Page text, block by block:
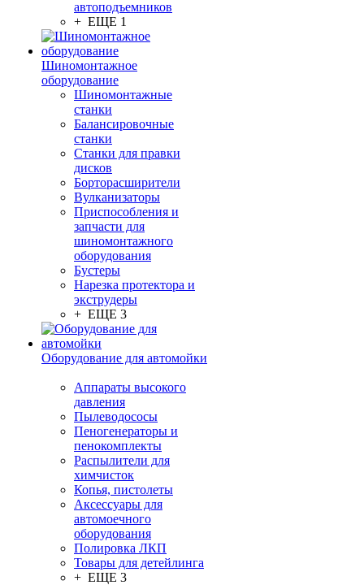
автоподъемников
+ ЕЩЕ 1
Шиномонтажное
оборудование
Шиномонтажные
станки
Балансировочные
станки
Станки для правки
дисков
Борторасширители
Вулканизаторы
Приспособления и
запчасти для
шиномонтажного
оборудования
Бустеры
Нарезка протектора и
экструдеры
+ ЕЩЕ 3
Оборудование для автомойки
Аппараты высокого
давления
Пылеводососы
Пеногенераторы и
пенокомплекты
Распылители для
химчисток
Копья, пистолеты
Аксессуары для
автомоечного
оборудования
Полировка ЛКП
Товары для детейлинга
+ ЕЩЕ 3